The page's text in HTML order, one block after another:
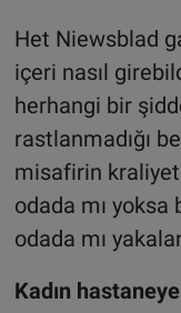
Het Niewsblad
içeri nasıl
herhangi bir
rastlanmadığı
misafirin
odada mı yoksa
odada mı
Kadın